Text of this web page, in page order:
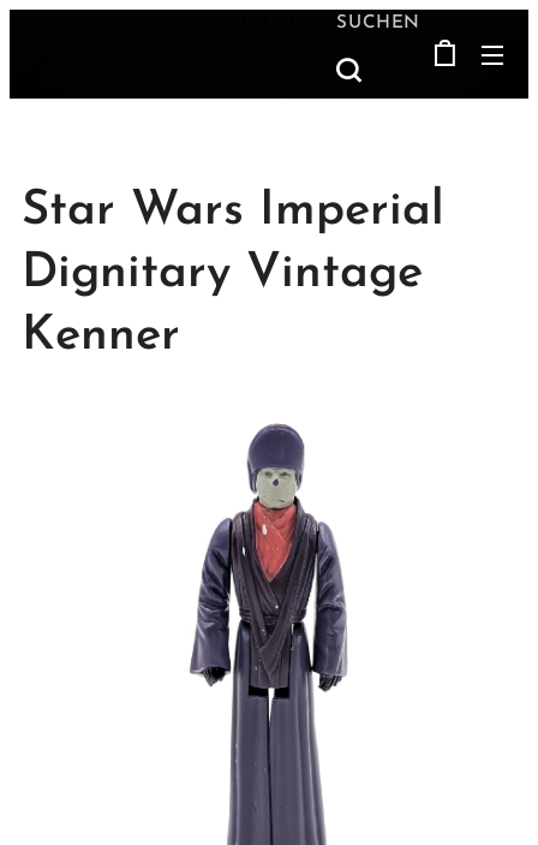
SUCHEN
Star Wars Imperial
Dignitary Vintage
Kenner